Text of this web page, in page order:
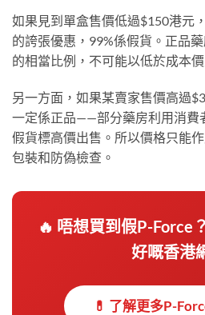
如果見到單盒售價低過$150港元
的誇張優惠，99%係假貨。正品
的相當比例，不可能以低於成本
另一方面，如果某賣家售價高過
一定係正品——部分藥房利用消費
假貨標高價出售。所以價格只能
包裝和防偽檢查。
🔥 唔想買到假P-Force
好嘅香港
💊 了解更多P-